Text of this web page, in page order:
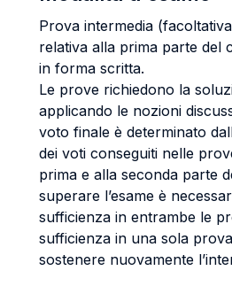
Prova intermedia
relativa alla prima parte del
in forma scritta.
Le prove richiedono la
applicando le nozioni
voto finale è determinato
dei voti conseguiti nelle
prima e alla seconda parte
superare l’esame è
sufficienza in entrambe le
sufficienza in una sola
sostenere nuovamente